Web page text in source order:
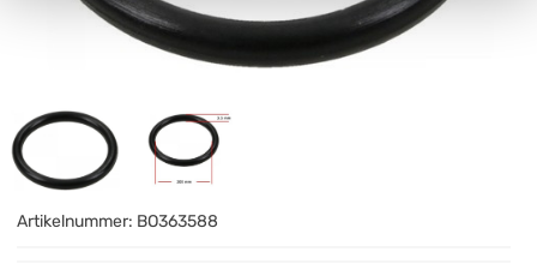
Artikelnummer: BO363588